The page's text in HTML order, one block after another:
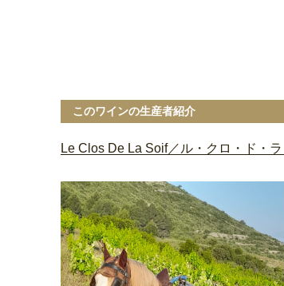
このワインの生産者紹介
Le Clos De La Soif／ル・クロ・ド・